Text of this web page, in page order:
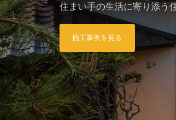
住まい手の生活に寄り添う
施工事例を見る